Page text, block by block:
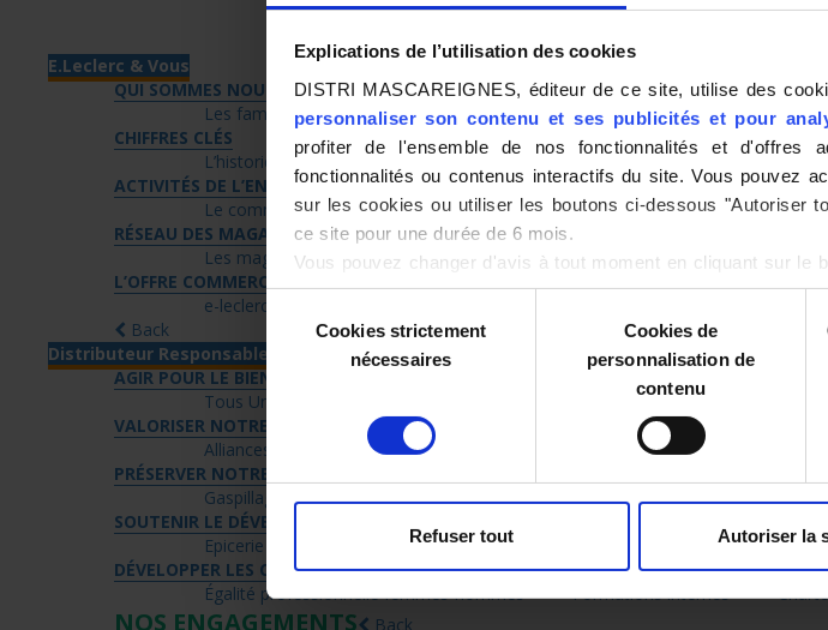
Explications de l’utilisation des cookies
DISTRI MASCAREIGNES, éditeur de ce site, utilise des
personnaliser son contenu et ses publicités et pour
profiter de l'ensemble de nos fonctionnalités et
fonctionnalités ou contenus interactifs du site. Vous pouvez
sur les cookies ou utiliser les boutons ci-dessous "Autoriser
ce site pour une durée de 6 mois.
Vous pouvez changer d'avis à tout moment en cliquant sur le
notre site.
Sélection
consentement
Cookies strictement
nécessaires
Cookies de
personnalisation de
contenu
Refuser tout Autoriser la
E.Leclerc & Vous
QUI SOMMES NOUS ?
Les familles
Notre organisation Notre engagement
Back
CHIFFRES CLÉS
L’historique
Les collaborateurs La position sur le marché
Back
ACTIVITÉS DE L’ENTREPRISE
Le commerce
La logistique La culture L’export
Back
RÉSEAU DES MAGASINS
Les magasins
Les centres commerciaux L’espace culturel
Back
L’OFFRE COMMERCIALE
e-leclerc.re
Back
Distributeur Responsable
AGIR POUR LE BIEN-ÊTRE DES RÉUNIONNAIS
Tous Unis Contre le Cancer
Odhirathon Réunion
VALORISER NOTRE TERRITOIRE
Alliances locales
Zéritage légumes lontan Filières locales
PRÉSERVER NOTRE ENVIRONNEMENT
Gaspillage alimentaire
Filières de collecte Gestion des énergies
SOUTENIR LE DÉVELOPPEMENT SOCIAL ET SOLIDAIRE
Epicerie sociale
Sponsoring sportif
DÉVELOPPER LES COMPÉTENCES INTERNES ET EXTERNES
Égalité professionnelle femmes-hommes
Formations internes
NOS ENGAGEMENTS Back